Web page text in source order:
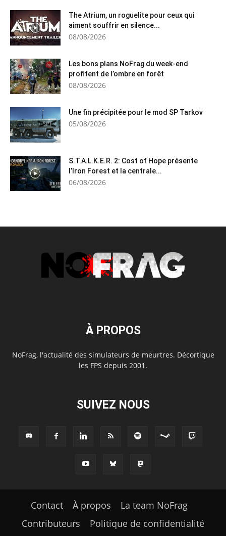
The Atrium, un roguelite pour ceux qui
aiment souffrir en silence...
08/08/2026
Les bons plans NoFrag du week-end
profitent de l’ombre en forêt
08/08/2026
Une fin précipitée pour le mod SP Tarkov
05/08/2026
S.T.A.L.K.E.R. 2: Cost of Hope présente
l’Iron Forest et la centrale...
06/08/2026
À PROPOS
NoFrag, l'actualité des simulateurs de meurtres. Décortique
les FPS depuis 2001.
SUIVEZ NOUS
Contact À propos
La team NoFrag
Contributeurs
Politique de confidentialité